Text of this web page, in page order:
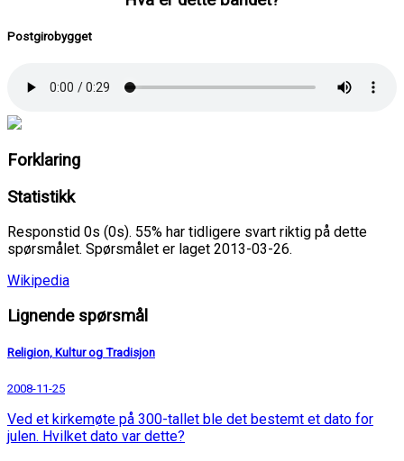
Postgirobygget
Forklaring
Statistikk
Responstid 0s (0s). 55% har tidligere svart riktig på dette
spørsmålet. Spørsmålet er laget 2013-03-26.
Wikipedia
Lignende spørsmål
Religion, Kultur og Tradisjon
2008-11-25
Ved et kirkemøte på 300-tallet ble det bestemt et dato for
julen. Hvilket dato var dette?